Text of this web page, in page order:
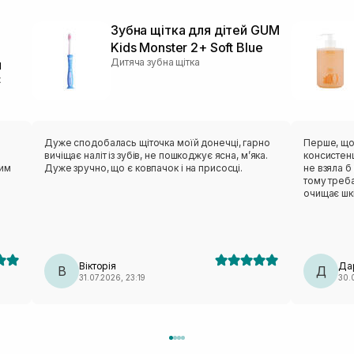
Зубна щітка для дітей GUM
Kids Monster 2+ Soft Blue
Дитяча зубна щітка
Дуже сподобалась щіточка моїй донечці, гарно
вичіщає наліт із зубів, не пошкоджує ясна, мʼяка.
Дуже зручно, що є ковпачок і на присосці.
В Вікторія
31.07.2026, 23:19
Перше, що
не взяла б
тому треба
очищає шкіру добре. На
без морських нот. Гель
взагалі,
Д